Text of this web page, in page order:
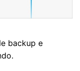
backup e